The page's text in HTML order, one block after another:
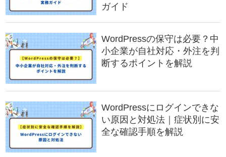
ガイド
WordPressの保守は必要？中
小企業が自社対応・外注を判
断するポイントを解説
WordPressにログインできな
い原因と対処法｜症状別に安
全な確認手順を解説